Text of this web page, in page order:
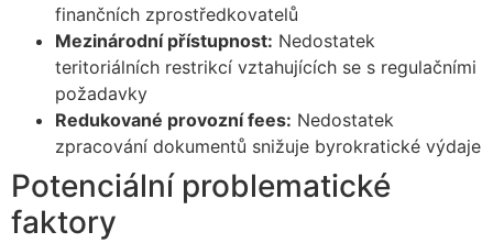
finančních zprostředkovatelů
Mezinárodní přístupnost: Nedostatek
teritoriálních restrikcí vztahujících se s regulačními
požadavky
Redukované provozní fees: Nedostatek
zpracování dokumentů snižuje byrokratické výdaje
Potenciální problematické
faktory